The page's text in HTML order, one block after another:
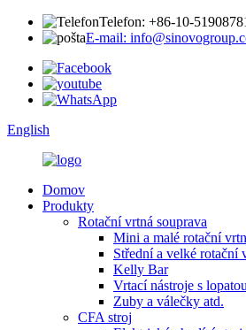
Telefon: +86-10-
E-mail:
English
Domov
Produkty
Rotační vrtná souprava
Mini a malé rotační
Střední a velké rotační
Kelly Bar
Vrtací nástroje s
Zuby a válečky atd.
CFA stroj